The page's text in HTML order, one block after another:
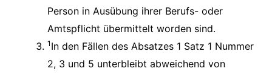
Person in Ausübung ihrer Berufs- oder
Amtspflicht übermittelt worden sind.
1 In den Fällen des Absatzes 1 Satz 1 Nummer
2, 3 und 5 unterbleibt abweichend von